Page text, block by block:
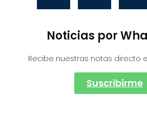
Noticias por
Recibe nuestras notas directo
Suscribirme